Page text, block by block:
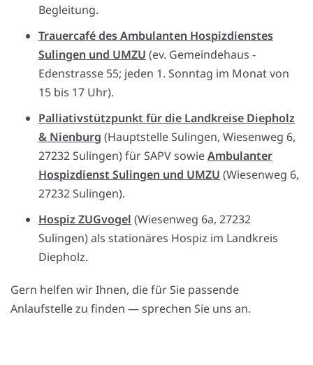
Begleitung.
Trauercafé des Ambulanten Hospizdienstes
Sulingen und UMZU (ev. Gemeindehaus -
Edenstrasse 55; jeden 1. Sonntag im Monat von
15 bis 17 Uhr).
Palliativstützpunkt für die Landkreise Diepholz
& Nienburg (Hauptstelle Sulingen, Wiesenweg 6,
27232 Sulingen) für SAPV sowieAmbulanter
Hospizdienst Sulingen und UMZU (Wiesenweg 6,
27232 Sulingen).
Hospiz ZUGvogel (Wiesenweg 6a, 27232
Sulingen) als stationäres Hospiz im Landkreis
Diepholz.
Gern helfen wir Ihnen, die für Sie passende
Anlaufstelle zu finden — sprechen Sie uns an.